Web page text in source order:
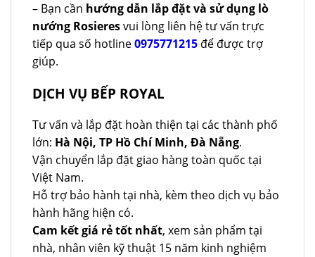
– Bạn cần hướng dẫn lắp đặt và sử dụng lò
nướng Rosieresvui lòng liên hệ tư vấn trực
tiếp qua số hotline0975771215 để được trợ
giúp.
DỊCH VỤ BẾP ROYAL
Tư vấn và lắp đặt hoàn thiện tại các thành phố
lớn: Hà Nội, TP Hồ Chí Minh, Đà Nẵng.
Vận chuyển lắp đặt giao hàng toàn quốc tại
Việt Nam.
Hỗ trợ bảo hành tại nhà, kèm theo dịch vụ bảo
hành hãng hiện có.
Cam kết giá rẻ tốt nhất, xem sản phẩm tại
nhà, nhân viên kỹ thuật 15 năm kinh nghiệm